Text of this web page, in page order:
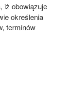
iż obowiązuje
określenia
terminów